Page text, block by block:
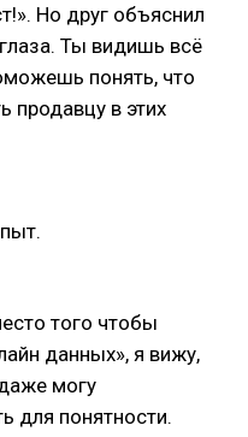
Но друг объяснил
Ты видишь всё
понять, что
продавцу в этих
того чтобы
данных», я вижу,
могу
для понятности.